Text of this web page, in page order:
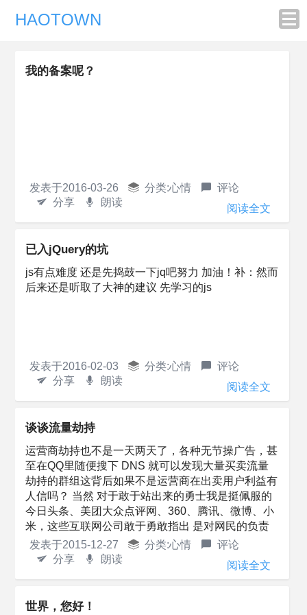
HAOTOWN
我的备案呢？
阅读全文
发表于2016-03-26 分类:心情
评论
分享
朗读
已入jQuery的坑
js有点难度 还是先捣鼓一下jq吧努力 加油！补：然而
后来还是听取了大神的建议 先学习的js
阅读全文
发表于2016-02-03 分类:心情
评论
分享
朗读
谈谈流量劫持
运营商劫持也不是一天两天了，各种无节操广告，甚
至在QQ里随便搜下 DNS 就可以发现大量买卖流量
劫持的群组这背后如果不是运营商在出卖用户利益有
人信吗？ 当然 对于敢于站出来的勇士我是挺佩服的
今日头条、美团大众点评网、360、腾讯、微博、小
米，这些互联网公司敢于勇敢指出 是对网民的负责
但腾讯中这么多非法群组，腾...
阅读全文
发表于2015-12-27 分类:心情
评论
分享
朗读
世界，您好！